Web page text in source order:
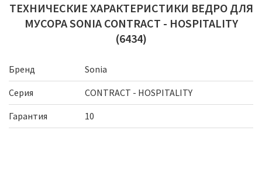
ТЕХНИЧЕСКИЕ ХАРАКТЕРИСТИКИ ВЕДРО ДЛЯ
МУСОРА SONIA CONTRACT - HOSPITALITY
(6434)
Бренд
Sonia
Серия
CONTRACT - HOSPITALITY
Гарантия
10